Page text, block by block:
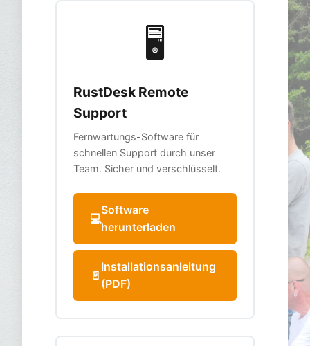
🖥️
RustDesk Remote
Support
Fernwartungs-Software für
schnellen Support durch unser
Team. Sicher und verschlüsselt.
💻
Software
herunterladen
📄
Installationsanleitung
(PDF)